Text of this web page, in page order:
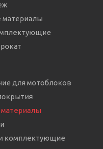
материалы
для мотоблоков
комплектующие